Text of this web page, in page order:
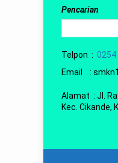
Pencarian
Telpon : 0254
Email :
Alamat : Jl.
Kec. Cikande,